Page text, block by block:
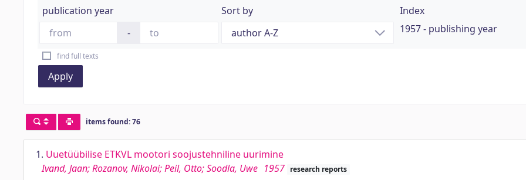
publication year
-
Sort by
Index
1957 - publishing year
find full texts
Apply
items found: 76
1. Uuetüübilise ETKVL mootori soojustehniline uurimine
Ivand, Jaan; Rozanov, Nikolai; Peil, Otto; Soodla, Uwe 1957 research reports